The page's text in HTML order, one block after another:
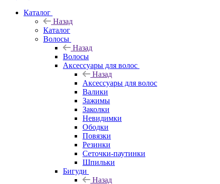
Каталог
Назад
Каталог
Волосы
Назад
Волосы
Аксессуары для волос
Назад
Аксессуары для волос
Валики
Зажимы
Заколки
Невидимки
Ободки
Повязки
Резинки
Сеточки-паутинки
Шпильки
Бигуди
Назад